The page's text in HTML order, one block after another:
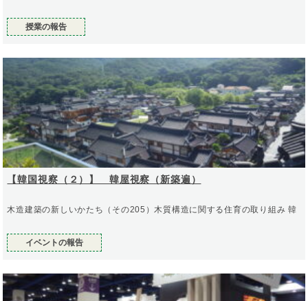
授業の報告
【韓国視察（２）】 韓屋視察（新築遍）
木造建築の新しいかたち（その205）木質構造に関する住育の取り組み 韓
イベントの報告